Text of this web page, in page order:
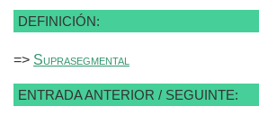
DEFINICIÓN:
=> Suprasegmental
ENTRADA ANTERIOR / SEGUINTE: